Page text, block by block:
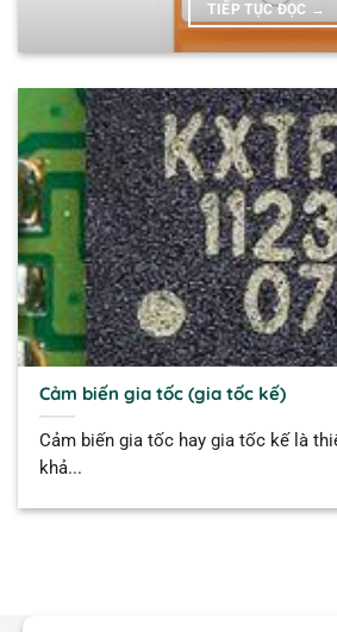
TIẾP TỤC ĐỌC →
Cảm biến gia tốc (gia tốc kế)
Cảm biến gia tốc hay gia tốc kế là
khả...